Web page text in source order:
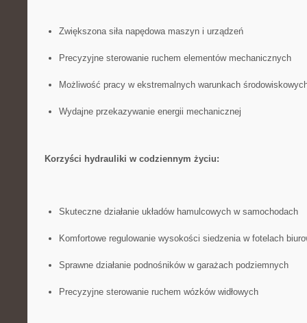
Zwiększona siła napędowa maszyn i urządzeń
Precyzyjne sterowanie ruchem elementów mechanicznych
Możliwość pracy ​w ekstremalnych warunkach
Wydajne przekazywanie energii mechanicznej
Korzyści​ hydrauliki⁣ w​ codziennym ‍życiu:
Skuteczne działanie układów hamulcowych w‍ samochodach
Komfortowe regulowanie ⁢wysokości‍ siedzenia⁤ w fotelach⁣
Sprawne​ działanie podnośników w garażach podziemnych
Precyzyjne sterowanie ruchem wózków widłowych